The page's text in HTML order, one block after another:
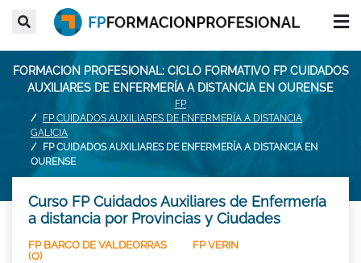
FORMACION PROFESIONAL: CICLO FORMATIVO FP CUIDADOS
AUXILIARES DE ENFERMERÍA A DISTANCIA EN OURENSE
FP
FP CUIDADOS AUXILIARES DE ENFERMERÍA A DISTANCIA
GALICIA
FP CUIDADOS AUXILIARES DE ENFERMERÍA A DISTANCIA EN
OURENSE
Curso FP Cuidados Auxiliares de Enfermería
a distancia por Provincias y Ciudades
FP BARCO DE VALDEORRAS
(O)
FP VERIN